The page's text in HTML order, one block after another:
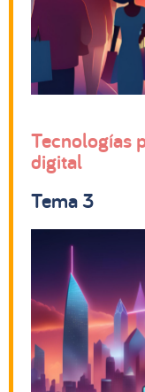
Tecnologías
digital
Tema 3